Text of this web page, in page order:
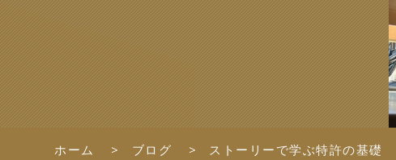
ホーム ブログ ストーリーで学ぶ特許の基礎